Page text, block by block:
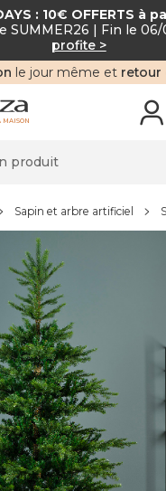
: 10€ OFFERTS à
SUMMER26 | Fin le
profite >
le jour même et retour
MAISON
Sapin et arbre artificiel